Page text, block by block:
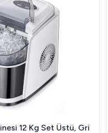
12 Kg Set Üstü, Gri